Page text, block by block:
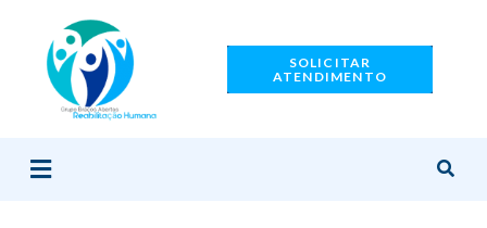
conteúdo
SOLICITAR
ATENDIMENTO
Menu